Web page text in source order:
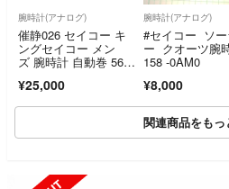
腕時計(アナログ)
催静026 セイコー キ
ングセイコー メン
ズ 腕時計 自動巻 562
¥25,000
腕時計(アナログ)
#セイコー ソー
ー クオーツ腕
158 -0AM0
¥8,000
関連商品をもっ